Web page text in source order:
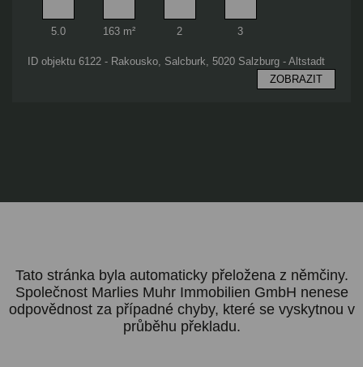
Pokoj
5.0
Obytný prostor
163 m²
Koupelna
2
Ložnice
3
ID objektu 6122 - Rakousko, Salcburk, 5020 Salzburg - Altstadt
ZOBRAZIT
Tato stránka byla automaticky přeložena z němčiny.
Společnost Marlies Muhr Immobilien GmbH nenese
odpovědnost za případné chyby, které se vyskytnou v
průběhu překladu.